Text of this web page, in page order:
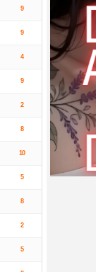
9
9
4
9
2
8
10
5
8
2
5